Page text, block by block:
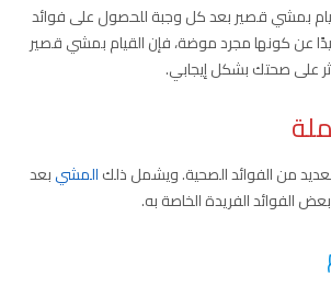
بمشي قصير بعد كل وجبة للحصول على فوائد
عن كونها مجرد موضة، فإن القيام بمشي قصير
على صحتك بشكل إيجابي.
من الفوائد الصحية. ويشمل ذلكالمشيبعد
الفوائد الفريدة الخاصة به.